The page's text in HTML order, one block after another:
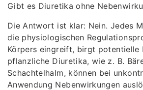
Gibt es Diuretika ohne
Die Antwort ist klar: Nein. Jedes
die physiologischen
Körpers eingreift, birgt potentielle
pflanzliche Diuretika, wie z. B.
Schachtelhalm, können bei
Anwendung Nebenwirkungen